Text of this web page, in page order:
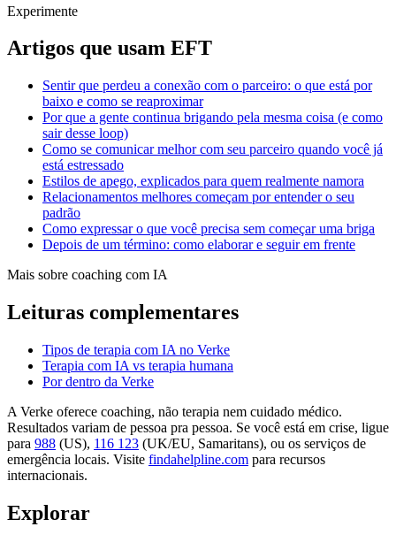
Experimente
Artigos que usam EFT
Sentir que perdeu a conexão com o parceiro: o que está por
baixo e como se reaproximar
Por que a gente continua brigando pela mesma coisa (e como
sair desse loop)
Como se comunicar melhor com seu parceiro quando você já
está estressado
Estilos de apego, explicados para quem realmente namora
Relacionamentos melhores começam por entender o seu
padrão
Como expressar o que você precisa sem começar uma briga
Depois de um término: como elaborar e seguir em frente
Mais sobre coaching com IA
Leituras complementares
Tipos de terapia com IA no Verke
Terapia com IA vs terapia humana
Por dentro da Verke
A Verke oferece coaching, não terapia nem cuidado médico.
Resultados variam de pessoa pra pessoa. Se você está em crise, ligue
para 988 (US), 116 123 (UK/EU, Samaritans), ou os serviços de
emergência locais. Visite findahelpline.com para recursos
internacionais.
Explorar